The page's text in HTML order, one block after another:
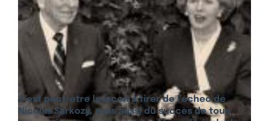
C’est peut-être la leçon à tirer de l’échec de
Nicolas Sarkozy, mais aussi du succès de tous